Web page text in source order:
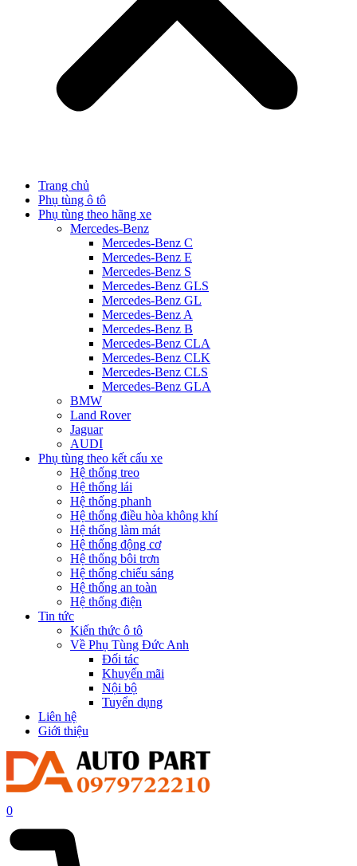
Trang chủ
Phụ tùng ô tô
Phụ tùng theo hãng xe
Mercedes-Benz
Mercedes-Benz C
Mercedes-Benz E
Mercedes-Benz S
Mercedes-Benz GLS
Mercedes-Benz GL
Mercedes-Benz A
Mercedes-Benz B
Mercedes-Benz CLA
Mercedes-Benz CLK
Mercedes-Benz CLS
Mercedes-Benz GLA
BMW
Land Rover
Jaguar
AUDI
Phụ tùng theo kết cấu xe
Hệ thống treo
Hệ thống lái
Hệ thống phanh
Hệ thống điều hòa không khí
Hệ thống làm mát
Hệ thống động cơ
Hệ thống bôi trơn
Hệ thống chiếu sáng
Hệ thống an toàn
Hệ thống điện
Tin tức
Kiến thức ô tô
Về Phụ Tùng Đức Anh
Đối tác
Khuyến mãi
Nội bộ
Tuyển dụng
Liên hệ
Giới thiệu
0